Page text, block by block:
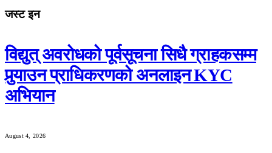
जस्ट इन
विद्युत् अवरोधको पूर्वसूचना सिधै ग्राहकसम्म
पुर्‍याउन प्राधिकरणको अनलाइन KYC
अभियान
August 4, 2026